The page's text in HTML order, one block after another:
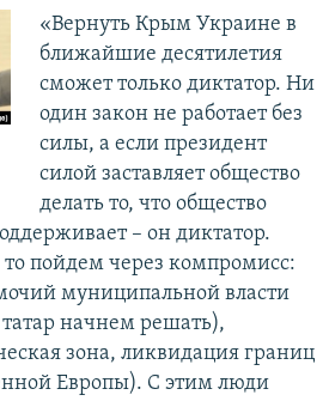
«Вернуть Крым Украине в
ближайшие десятилетия
сможет только диктатор. Ни
один закон не работает без
силы, а если президент
силой заставляет общество
делать то, что общество
– он диктатор.
то пойдем через компромисс:
муниципальной власти
начнем решать),
зона, ликвидация границ
Европы). С этим люди